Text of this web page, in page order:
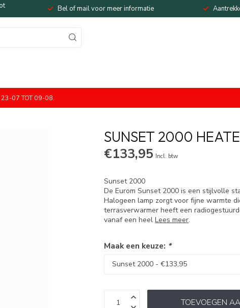
Bel of mail voor meer informatie
23-07 TOT 09-08.
SUNSET 2000
€133,95 Incl. btw
Sunset 2000
De Eurom Sunset 2000 is een stijlvolle
Halogeen lamp zorgt voor fijne warmte
terrasverwarmer heeft een
vanaf een heelLees meer.
Maak een keuze: *
TOEVOEGEN